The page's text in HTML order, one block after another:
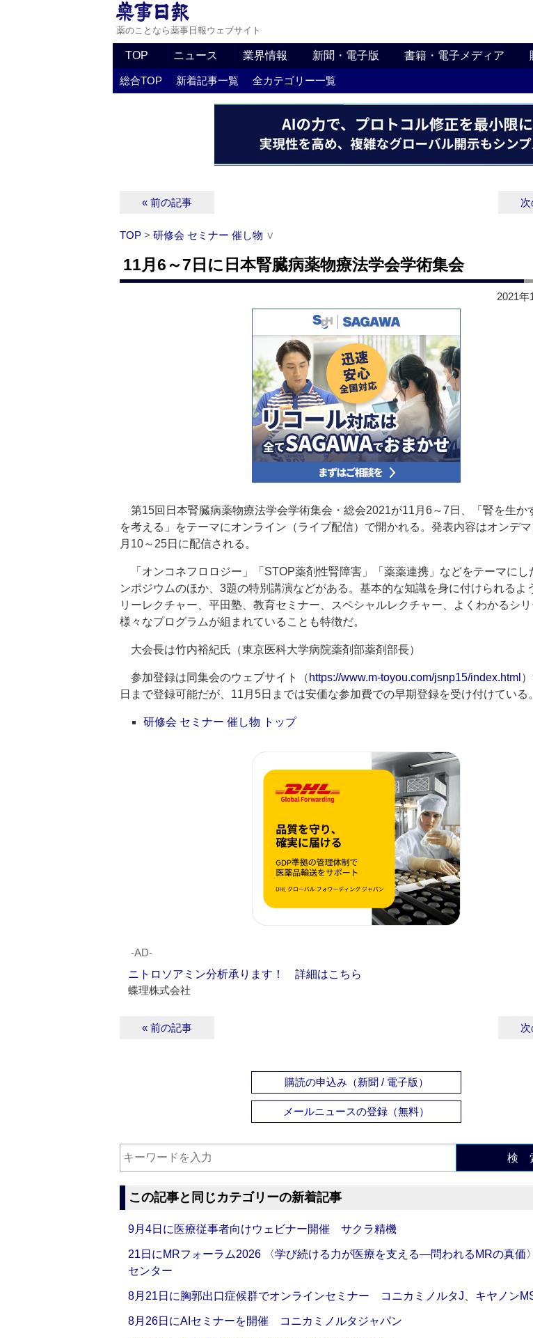
薬のことなら薬事日報ウェブサイト
TOP ニュース 業界情報 新聞・電子版 書籍・電子メディア
総合TOP 新着記事一覧 全カテゴリー一覧
« 前の記事
TOP > 研修会 セミナー 催し物 ∨
11月6～7日に日本腎臓病薬物療法学会学術集会
2021年
第15回日本腎臓病薬物療法学会学術集会・総会2021が11月6～7日、「腎を生か
を考える」をテーマにオンライン（ライブ配信）で開かれる。発表内容はオンデ
月10～25日に配信される。
「オンコネフロロジー」「STOP薬剤性腎障害」「薬薬連携」などをテーマにし
ンポジウムのほか、3題の特別講演などがある。基本的な知識を身に付けられるよ
リーレクチャー、平田塾、教育セミナー、スペシャルレクチャー、よくわかるシ
様々なプログラムが組まれていることも特徴だ。
大会長は竹内裕紀氏（東京医科大学病院薬剤部薬剤部長）
参加登録は同集会のウェブサイト（ https://www.m-toyou.com/jsnp15/index.html
日まで登録可能だが、11月5日までは安価な参加費での早期登録を受け付けている。
研修会 セミナー 催し物 トップ
‐AD‐
ニトロソアミン分析承ります！ 詳細はこちら
蝶理株式会社
« 前の記事
購読の申込み（新聞 / 電子版）
メールニュースの登録（無料）
検
この記事と同じカテゴリーの新着記事
9月4日に医療従事者向けウェビナー開催 サクラ精機
21日にMRフォーラム2026 〈学び続ける力が医療を支える―問われるMRの真
センター
8月21日に胸郭出口症候群でオンラインセミナー コニカミノルタJ、キヤノン
8月26日にAIセミナーを開催 コニカミノルタジャパン